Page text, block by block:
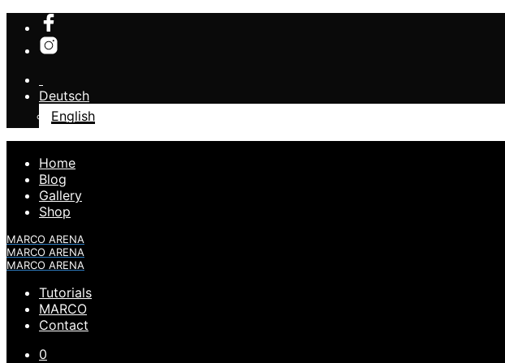
Deutsch
English
Home
Blog
Gallery
Shop
MARCO ARENA
MARCO ARENA
MARCO ARENA
Tutorials
MARCO
Contact
0